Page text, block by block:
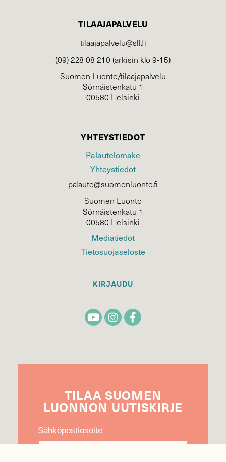
TILAAJAPALVELU
tilaajapalvelu@sll.fi
(09) 228 08 210 (arkisin klo 9-15)
Suomen Luonto/tilaajapalvelu
Sörnäistenkatu 1
00580 Helsinki
YHTEYSTIEDOT
Palautelomake
Yhteystiedot
palaute@suomenluonto.fi
Suomen Luonto
Sörnäistenkatu 1
00580 Helsinki
Mediatiedot
Tietosuojaseloste
KIRJAUDU
TILAA SUOMEN
LUONNON UUTIS­KIRJE
Sähköpostiosoite